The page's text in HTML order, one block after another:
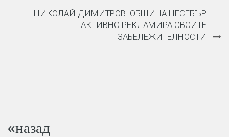
НИКОЛАЙ ДИМИТРОВ: ОБЩИНА НЕСЕБЪР
АКТИВНО РЕКЛАМИРА СВОИТЕ
ЗАБЕЛЕЖИТЕЛНОСТИ
«назад